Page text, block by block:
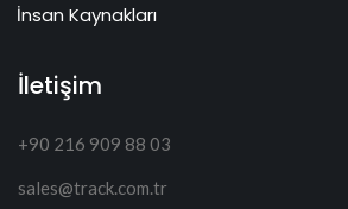
İnsan Kaynakları
İletişim
+90 216 909 88 03
sales@track.com.tr